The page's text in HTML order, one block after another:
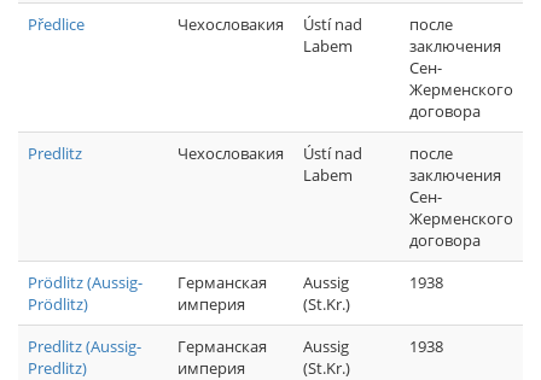
Předlice
Чехословакия
Ústí nad
Labem
после
заключения
Сен-
Жерменского
договора
Predlitz
Чехословакия
Ústí nad
Labem
после
заключения
Сен-
Жерменского
договора
Prödlitz (Aussig-
Prödlitz)
Германская
империя
Aussig
(St.Kr.)
1938
Predlitz (Aussig-
Predlitz)
Германская
империя
Aussig
(St.Kr.)
1938